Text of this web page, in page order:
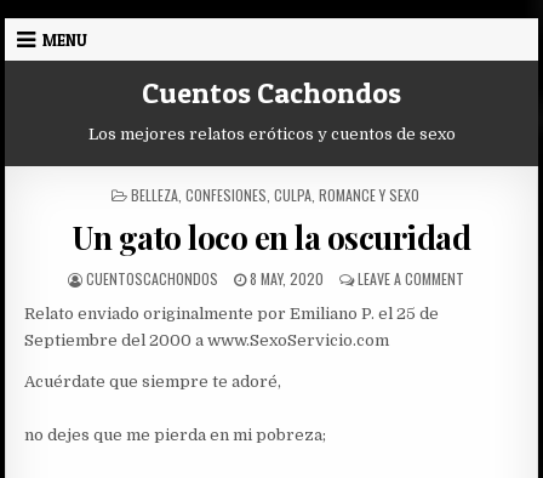
Skip
MENU
Cuentos Cachondos
Los mejores relatos eróticos y cuentos de sexo
POSTED
BELLEZA CONFESIONES CULPA ROMANCE Y SEXO
Un gato loco en la oscuridad
AUTHOR:
CUENTOSCACHONDOS
PUBLISHED
8 MAY, 2020 LEAVE A COMMENTON
Relato enviado originalmente por Emiliano P. el 25 de
Septiembre del 2000 a www.SexoServicio.com
Acuérdate que siempre te adoré,
no dejes que me pierda en mi pobreza;